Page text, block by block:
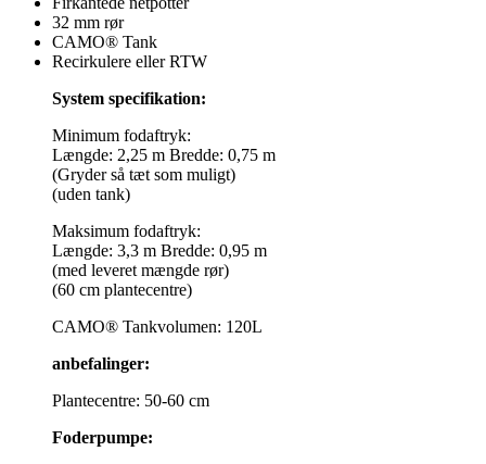
32 mm rør
CAMO® Tank
Recirkulere eller RTW
System specifikation:
Minimum fodaftryk:
Længde: 2,25 m Bredde: 0,75 m
(Gryder så tæt som muligt)
(uden tank)
Maksimum fodaftryk:
Længde: 3,3 m Bredde: 0,95 m
(med leveret mængde rør)
(60 cm plantecentre)
CAMO® Tankvolumen: 120L
anbefalinger:
Plantecentre: 50-60 cm
Foderpumpe: